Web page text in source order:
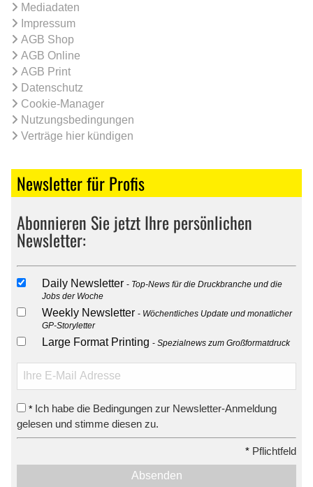
Mediadaten
Impressum
AGB Shop
AGB Online
AGB Print
Datenschutz
Cookie-Manager
Nutzungsbedingungen
Verträge hier kündigen
Newsletter für Profis
Abonnieren Sie jetzt Ihre persönlichen
Newsletter:
Daily Newsletter
Top-News für die Druckbranche und die
Jobs der Woche
Weekly Newsletter
Wöchentliches Update und monatlicher
GP-Storyletter
Large Format Printing Spezialnews zum Großformatdruck
* Ich habe die Bedingungen zur Newsletter-Anmeldung
gelesen und stimme diesen zu.
* Pflichtfeld
Absenden